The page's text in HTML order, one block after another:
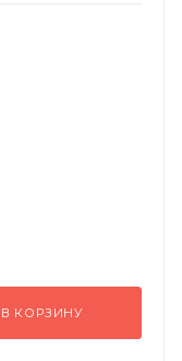
В КОРЗИНУ